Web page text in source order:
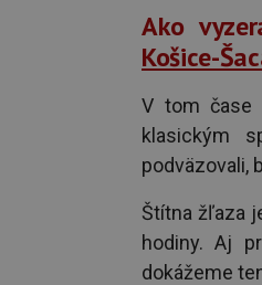
Ako
Košice-
V tom čase
klasickým
podväzovali,
Štítna žľaza
hodiny. Aj
dokážeme